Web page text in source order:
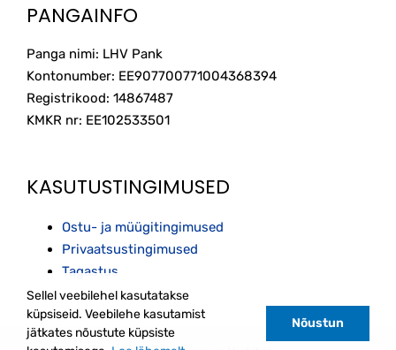
PANGAINFO
Panga nimi: LHV Pank
Kontonumber: EE907700771004368394
Registrikood: 14867487
KMKR nr: EE102533501
KASUTUSTINGIMUSED
Ostu- ja müügitingimused
Privaatsustingimused
Tagastus
Sellel veebilehel kasutatakse
küpsiseid. Veebilehe kasutamist
jätkates nõustute küpsiste
Nõustun